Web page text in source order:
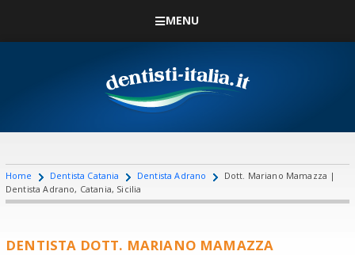
MENU
Home Dentista Catania Dentista Adrano
Dott. Mariano Mamazza |
Dentista Adrano, Catania, Sicilia
DENTISTA DOTT. MARIANO MAMAZZA